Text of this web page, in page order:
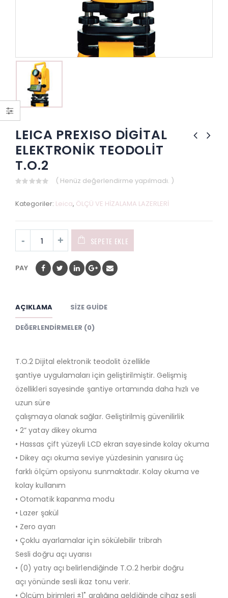
LEICA PREXISO DİGİTAL
ELEKTRONİK TEODOLİT
T.O.2
of
( Henüz değerlendirme yapılmadı. )
Kategoriler: Leica, ÖLÇÜ VE HİZALAMA LAZERLERİ
SEPETE EKLE
PAY
AÇIKLAMA SIZE GUIDE
DEĞERLENDIRMELER (0)
T.O.2 Dijital elektronik teodolit özellikle
şantiye uygulamaları için geliştirilmiştir. Gelişmiş
özellikleri sayesinde şantiye ortamında daha hızlı ve
uzun süre
çalışmaya olanak sağlar. Geliştirilmiş güvenilirlik
• 2” yatay dikey okuma
• Hassas çift yüzeyli LCD ekran sayesinde kolay okuma
• Dikey açı okuma seviye yüzdesinin yanısıra üç
farklı ölçüm opsiyonu sunmaktadır. Kolay okuma ve
kolay kullanım
• Otomatik kapanma modu
• Lazer şakül
• Zero ayarı
• Çoklu ayarlamalar için sökülebilir tribrah
Sesli doğru açı uyarısı
• (0) yatıy açı belirlendiğinde T.O.2 herbir doğru
açı yönünde sesli ikaz tonu verir.
• Ölçüm birimleri ±1˚ aralığına geldiğinde cihaz sesli